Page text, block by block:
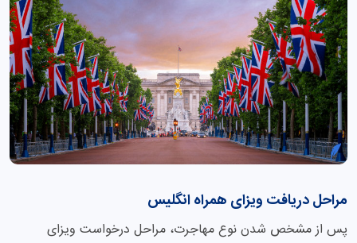
مراحل دریافت ویزای همراه انگلیس
پس از مشخص شدن نوع مهاجرت، مراحل درخواست ویزای